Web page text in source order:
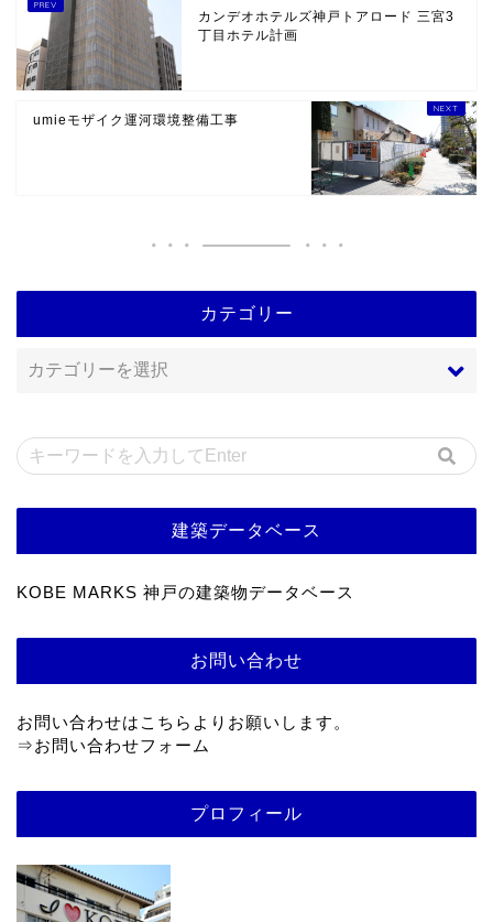
カンデオホテルズ神戸トアロード 三宮3
丁目ホテル計画
umieモザイク運河環境整備工事
カテゴリー
建築データベース
KOBE MARKS 神戸の建築物データベース
お問い合わせ
お問い合わせはこちらよりお願いします。
⇒お問い合わせフォーム
プロフィール